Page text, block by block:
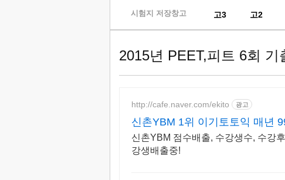
시험지 저장창고 고3 고2
2015년 PEET,피트 6회
http://cafe.naver.com/ekito 광고
신촌YBM 1위 이기토토익 매년
신촌YBM 점수배출, 수강생수, 수강
강생배출중!